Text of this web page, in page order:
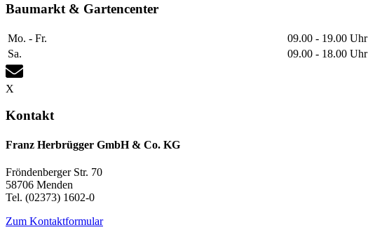
Baumarkt & Gartencenter
Mo. - Fr.
09.00 - 19.00 Uhr
Sa.
09.00 - 18.00 Uhr
X
Kontakt
Franz Herbrügger GmbH & Co. KG
Fröndenberger Str. 70
58706 Menden
Tel. (02373) 1602-0
Zum Kontaktformular